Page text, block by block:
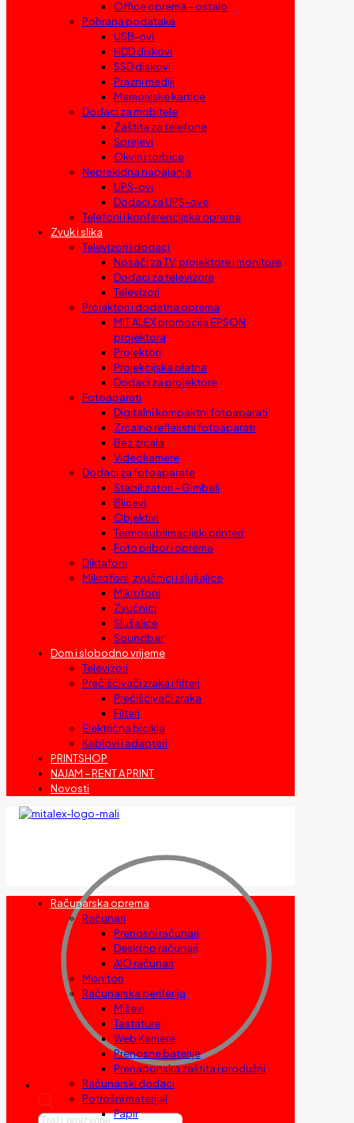
Office oprema – ostalo
Pohrana podataka
USB-ovi
HDD diskovi
SSD diskovi
Prazni mediji
Memorijske kartice
Dodaci za mobitele
Zaštita za telefone
Sprejevi
Okviri i torbice
Neprekidna napajanja
UPS-ovi
Dodaci za UPS-ove
Telefoni i konferencijska oprema
Zvuk i slika
Televizori i dodaci
Nosači za TV, projektore i monitore
Dodaci za televizore
Televizori
Projektori i dodatna oprema
MIT ALEX promocija EPSON
projektora
Projektori
Projekcijska platna
Dodaci za projektore
Fotoaparati
Digitalni kompaktni fotoaparati
Zrcalno refleksni fotoaparati
Bez zrcala
Videokamere
Dodaci za fotoaparate
Stabilizatori – Gimbali
Blicevi
Objektivi
Termosublimacijski printeri
Foto pribor i oprema
Diktafoni
Mikrofoni, zvučnici i slušalice
Mikrofoni
Zvučnici
Slušalice
Soundbar
Dom i slobodno vrijeme
Televizori
Prečišćivači zraka i filteri
Prečišćivači zraka
Filteri
Električna bicikla
Kablovi i adapteri
PRINTSHOP
NAJAM – RENT A PRINT
Novosti
Products
Računarska oprema
Računari
Prenosni računari
Desktop računari
AIO računari
Monitori
Računarska periferija
Miševi
Tastature
Web Kamere
Prenosne baterije
Prenaponska zaštita i produžni
Računarski dodaci
Potrošni materijal
Papir